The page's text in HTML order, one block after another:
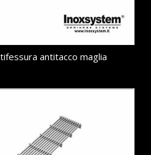
antitacco maglia